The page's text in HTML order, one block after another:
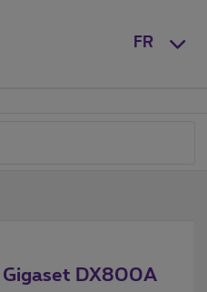
FR
Gigaset DX800A